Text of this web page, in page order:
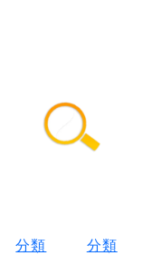
分類 分類